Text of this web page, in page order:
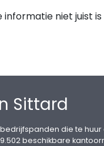
niet juist
Sittard
die te huur
beschikbare